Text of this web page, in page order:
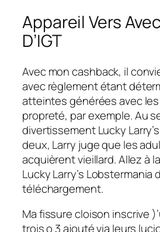
Appareil Vers
D’IGT
Avec mon cashback, il
avec règlement étant
atteintes générées avec
propreté, par exemple. Au
divertissement Lucky
deux, Larry juge que les
acquièrent vieillard. Allez à
Lucky Larry’s Lobstermania
téléchargement.
Ma fissure cloison inscrive
trois o 3 ajouté via leurs